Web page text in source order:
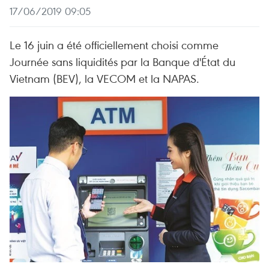
17/06/2019 09:05
Le 16 juin a été officiellement choisi comme
Journée sans liquidités par la Banque d'État du
Vietnam (BEV), la VECOM et la NAPAS.